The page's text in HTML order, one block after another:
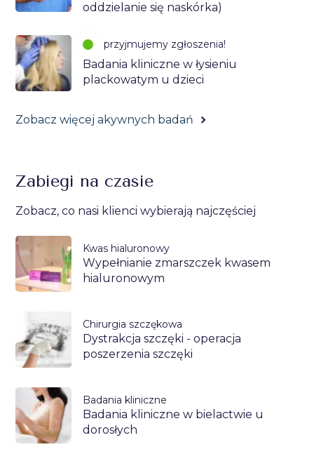
oddzielanie się naskórka)
przyjmujemy zgłoszenia!
Badania kliniczne w łysieniu
plackowatym u dzieci
Zobacz więcej akywnych badań
Zabiegi na czasie
Zobacz, co nasi klienci wybierają najczęściej
Kwas hialuronowy
Wypełnianie zmarszczek kwasem
hialuronowym
Chirurgia szczękowa
Dystrakcja szczęki - operacja
poszerzenia szczęki
Badania kliniczne
Badania kliniczne w bielactwie u
dorosłych